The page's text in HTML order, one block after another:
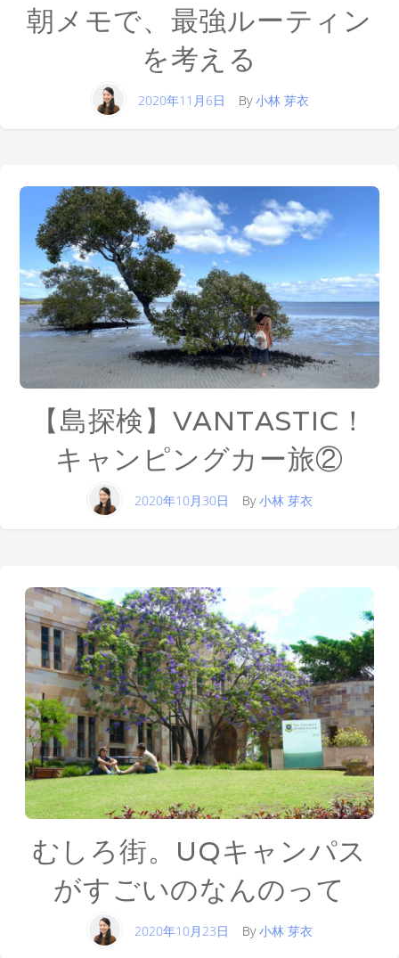
朝メモで、最強ルーティン
を考える
2020年11月6日 By小林 芽衣
【島探検】VANTASTIC！
キャンピングカー旅②
2020年10月30日 By小林 芽衣
むしろ街。UQキャンパス
がすごいのなんのって
2020年10月23日 By小林 芽衣